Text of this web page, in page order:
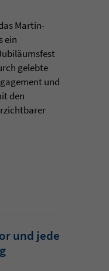
Martin-
ein
gelebte
und
den
und jede